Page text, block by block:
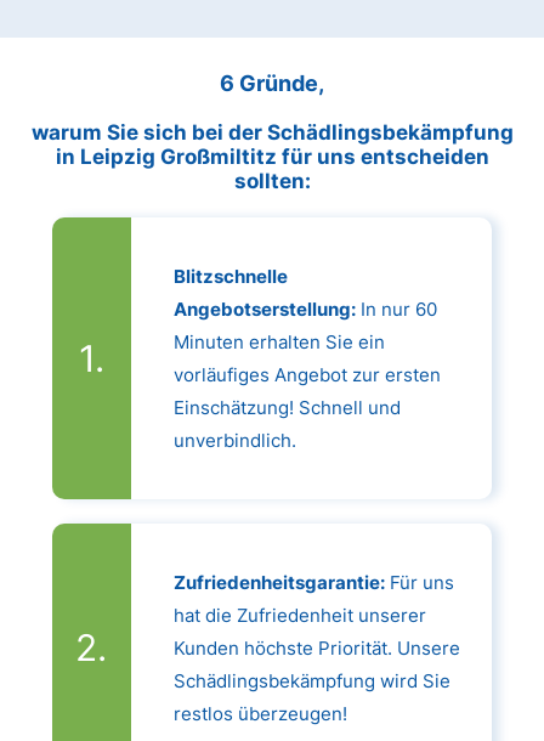
6 Gründe,
warum Sie sich bei der Schädlingsbekämpfung
in Leipzig Großmiltitz für uns entscheiden
sollten:
Blitzschnelle
Angebotserstellung:In nur 60
Minuten erhalten Sie ein
vorläufiges Angebot zur ersten
Einschätzung! Schnell und
unverbindlich.
Zufriedenheitsgarantie:Für uns
hat die Zufriedenheit unserer
Kunden höchste Priorität. Unsere
Schädlingsbekämpfung wird Sie
restlos überzeugen!